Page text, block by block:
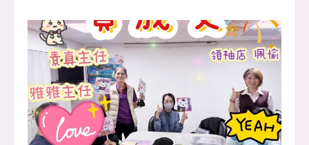
桃子腳路，環境清幽，綠意盎然 🌿 過馬路就是
【萬坪公園】，散步就能享受自然與放鬆時光 步
行可達超商、市場、學校與診所，生活機能一應
俱全！ 🏠 空間亮點 ✅ 格局方正、空間實用，大
四房設計好運用 ✅ 雙面採光，日照充足、通風
佳，讓家更明亮溫暖 ☀️ ✅ 寬敞客廳與獨立廚房設
計，動靜分區、生活更自在 ✅ 獨立陽台好使用，